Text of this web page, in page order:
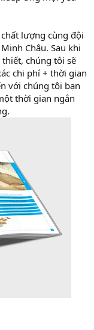
lượng cùng đội
Châu. Sau khi
chúng tôi sẽ
chi phí + thời gian
với chúng tôi bạn
thời gian ngắn